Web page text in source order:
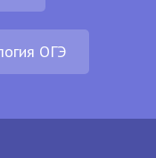
ОГЭ